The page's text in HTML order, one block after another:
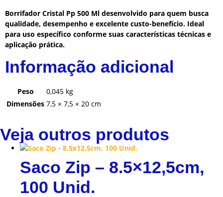
Borrifador Cristal Pp 500 Ml desenvolvido para quem busca
qualidade, desempenho e excelente custo-benefício. Ideal
para uso específico conforme suas características técnicas e
aplicação prática.
Informação adicional
Peso
0,045 kg
Dimensões 7,5 × 7,5 × 20 cm
Veja outros produtos
Saco Zip – 8.5×12,5cm,
100 Unid.